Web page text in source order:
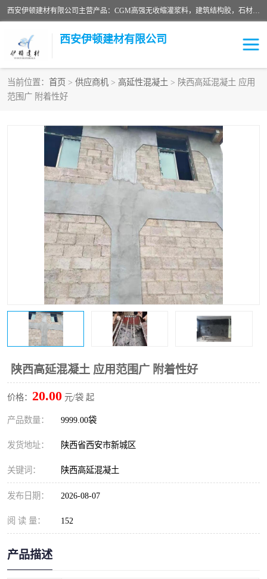
西安伊顿建材有限公司主营产品：CGM高强无收缩灌浆料，建筑结构胶，石材粘合剂，柔性防水材料，环氧修补砂浆等在各个行业得到了客户认可。
西安伊顿建材有限公司
当前位置： 首页 > 供应商机 > 高延性混凝土 > 陕西高延混凝土 应用
范围广 附着性好
陕西高延混凝土 应用范围广 附着性好
价格： 20.00 元/袋 起
产品数量： 9999.00袋
发货地址： 陕西省西安市新城区
关键词： 陕西高延混凝土
发布日期： 2026-08-07
阅 读 量： 152
产品描述
灌浆料
环氧砂浆 修补砂浆
自流平水泥 水泥路面修补材料
沥青冷补料
高延性混凝土 速凝剂
碳纤维布 金刚砂
桥梁伸缩缝快速修补料 防静电不发火砂浆
碳布胶 加固砂浆
膨胀剂 混凝土防碳化涂料
融雪剂